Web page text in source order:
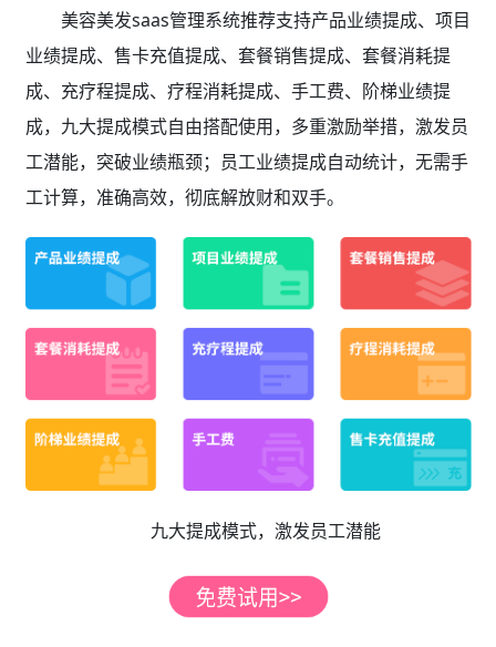
美容美发saas管理系统推荐支持产品业绩提成、项目
业绩提成、售卡充值提成、套餐销售提成、套餐消耗提
成、充疗程提成、疗程消耗提成、手工费、阶梯业绩提
成，九大提成模式自由搭配使用，多重激励举措，激发员
工潜能，突破业绩瓶颈；员工业绩提成自动统计，无需手
工计算，准确高效，彻底解放财和双手。
九大提成模式，激发员工潜能